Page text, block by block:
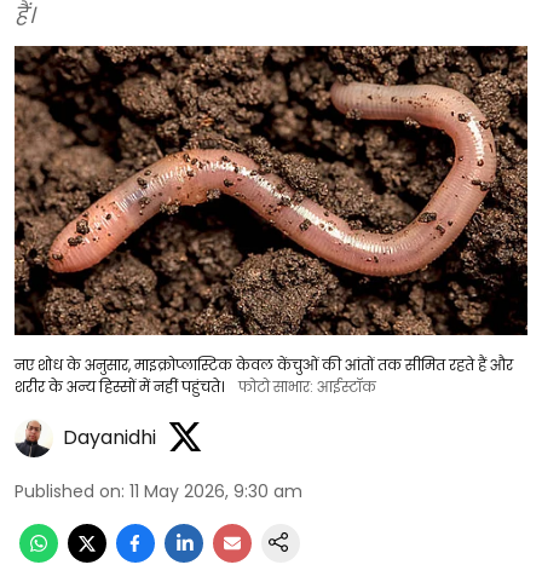
हैं।
नए शोध के अनुसार, माइक्रोप्लास्टिक केवल केंचुओं की आंतों तक सीमित रहते हैं और
शरीर के अन्य हिस्सों में नहीं पहुंचते।
फोटो साभार: आईस्टॉक
Dayanidhi
Published on: 11 May 2026, 9:30 am